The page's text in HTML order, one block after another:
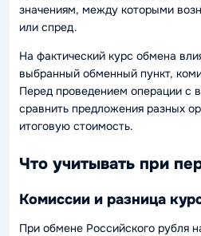
значениям, между которыми
или спред.
На фактический курс обмена
выбранный обменный пункт,
Перед проведением операции с
сравнить предложения разных
итоговую стоимость.
Что учитывать при
Комиссии и разница
При обмене Российского рубля